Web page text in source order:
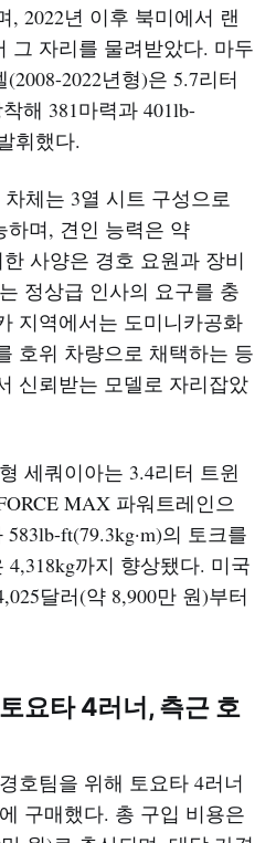
, 2022년 이후 북미에서 랜
그 자리를 물려받았다. 마두
2022년형)은 5.7리터
해 381마력과 401lb-
휘했다.​
체는 3열 시트 구성으로
하며, 견인 능력은 약
사양은 경호 요원과 장비
정상급 인사의 요구를 충
지역에서는 도미니카공화
호위 차량으로 채택하는 등
신뢰받는 모델로 자리잡았
세쿼이아는 3.4리터 트윈
MAX 파워트레인으
ft(79.3kg·m)의 토크를
까지 향상됐다. 미국
달러(약 8,900만 원)부터
요타 4러너, 측근 호
호팀을 위해 토요타 4러너
구매했다. 총 구입 비용은